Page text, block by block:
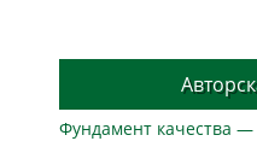
Фундамент качества —